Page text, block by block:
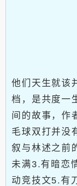
他们天生就该
档，是共度一
间的故事，作
毛球双打并没
叙与林述之前
未满3.有暗恋
动竞技文5.有